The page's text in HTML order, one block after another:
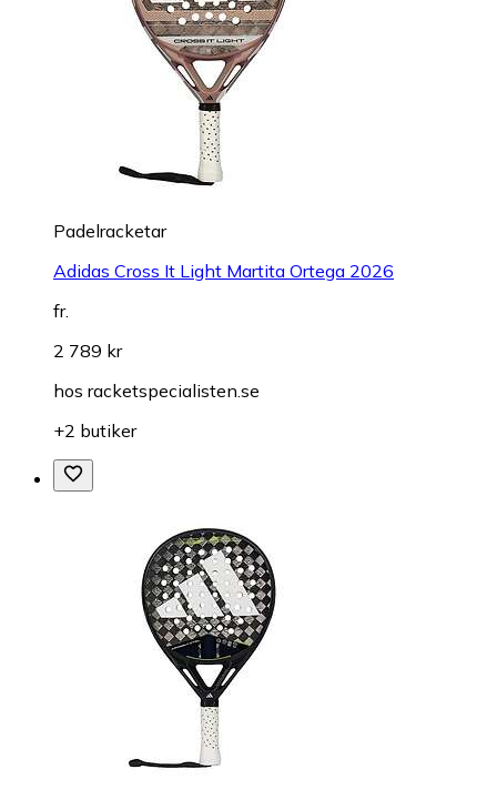
Padelracketar
Adidas Cross It Light Martita Ortega 2026
fr.
2 789 kr
hos racketspecialisten.se
+2 butiker